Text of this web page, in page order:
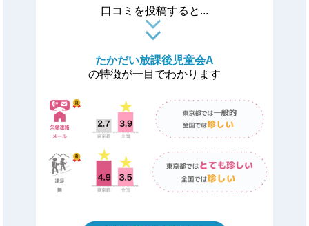
口コミを投稿すると...
たかだい放課後児童会A
の特徴が一目でわかります